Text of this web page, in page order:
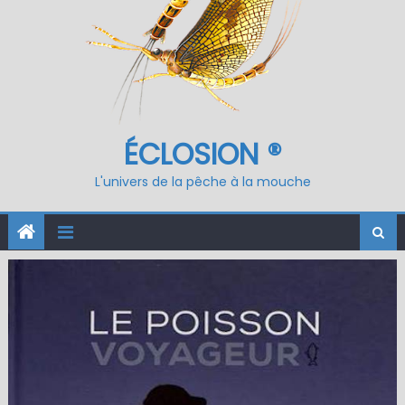
ÉCLOSION ®
L'univers de la pêche à la mouche